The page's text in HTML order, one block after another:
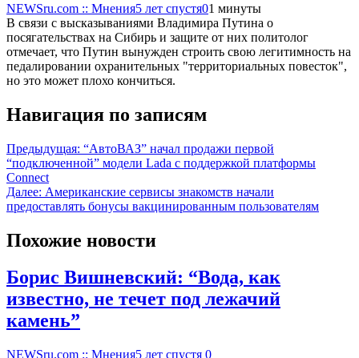
NEWSru.com :: Мнения5 лет спустя01 минуты
В связи с высказываниями Владимира Путина о
посягательствах на Сибирь и защите от них политолог
отмечает, что Путин вынужден строить свою легитимность на
педалировании охранительных "территориальных повесток",
но это может плохо кончиться.
Навигация по записям
Предыдущая: “АвтоВАЗ” начал продажи первой
“подключенной” модели Lada с поддержкой платформы
Connect
Далее: Американские сервисы знакомств начали
предоставлять бонусы вакцинированным пользователям
Похожие новости
Борис Вишневский: “Вода, как
известно, не течет под лежачий
камень”
NEWSru.com :: Мнения5 лет спустя 0